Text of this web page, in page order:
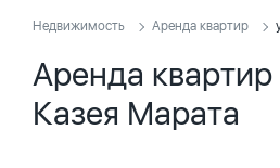
Недвижимость Аренда квартир
Аренда квартир
Казея Марата